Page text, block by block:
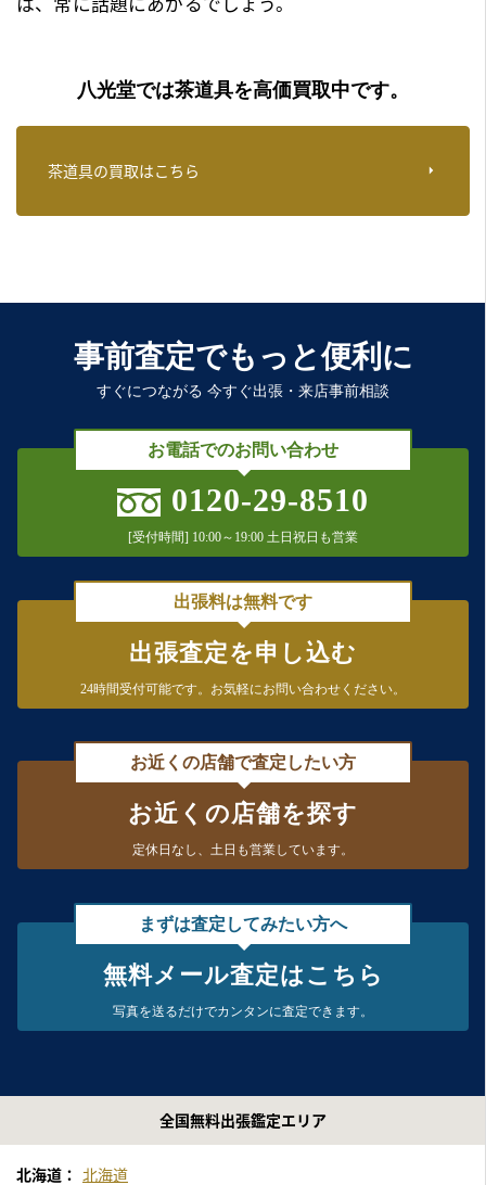
は、常に話題にあがるでしょう。
八光堂では茶道具を高価買取中です。
茶道具の買取はこちら
事前査定でもっと便利に
すぐにつながる 今すぐ出張・来店事前相談
お電話でのお問い合わせ
0120-29-8510
[受付時間] 10:00～19:00 土日祝日も営業
出張料は無料です
出張査定を申し込む
24時間受付可能です。 お気軽にお問い合わせください。
お近くの店舗で査定したい方
お近くの店舗を探す
定休日なし、 土日も営業しています。
まずは査定してみたい方へ
無料メール査定はこちら
写真を送るだけでカンタンに査定できます。
全国無料出張鑑定エリア
北海道： 北海道